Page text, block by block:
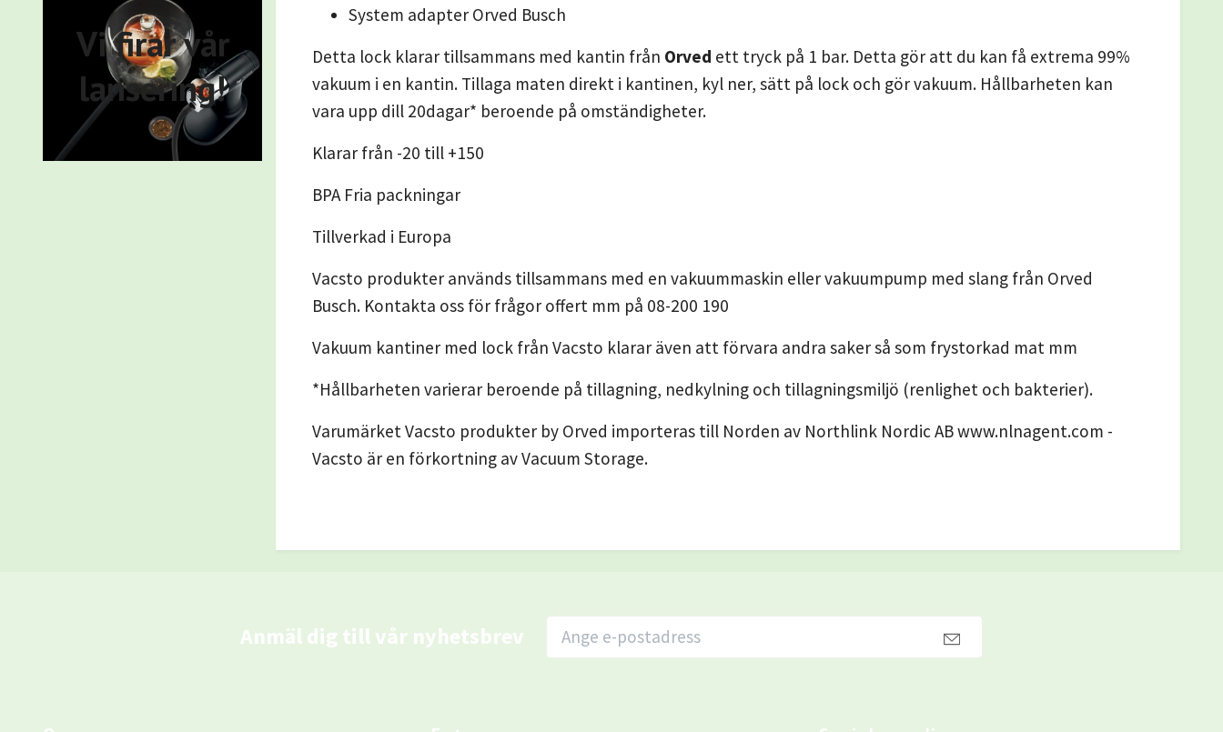
Vi firar vår
lansering!
System adapter Orved Busch
Detta lock klarar tillsammans med kantin från Orved ett tryck på 1 bar. Detta gör att du kan få extrema 99%
vakuum i en kantin. Tillaga maten direkt i kantinen, kyl ner, sätt på lock och gör vakuum. Hållbarheten kan
vara upp dill 20dagar* beroende på omständigheter.
Klarar från -20 till +150
BPA Fria packningar
Tillverkad i Europa
Vacsto produkter används tillsammans med en vakuummaskin eller vakuumpump med slang från Orved
Busch. Kontakta oss för frågor offert mm på 08-200 190
Vakuum kantiner med lock från Vacsto klarar även att förvara andra saker så som frystorkad mat mm
*Hållbarheten varierar beroende på tillagning, nedkylning och tillagningsmiljö (renlighet och bakterier).
Varumärket Vacsto produkter by Orved importeras till Norden av Northlink Nordic AB www.nlnagent.com -
Vacsto är en förkortning av Vacuum Storage.
Anmäl dig till vår nyhetsbrev